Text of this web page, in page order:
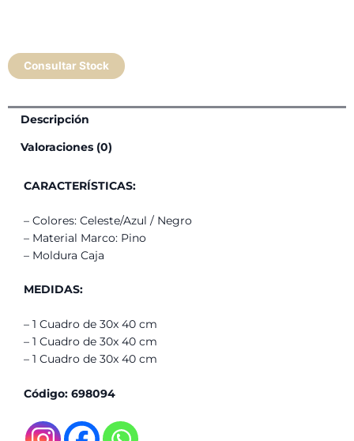
Consultar Stock
Descripción
Valoraciones (0)
CARACTERÍSTICAS:
– Colores: Celeste/Azul / Negro
– Material Marco: Pino
– Moldura Caja
MEDIDAS:
– 1 Cuadro de 30x 40 cm
– 1 Cuadro de 30x 40 cm
– 1 Cuadro de 30x 40 cm
Código: 698094